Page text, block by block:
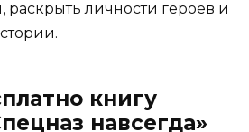
раскрыть личности героев и
книгу
навсегда»